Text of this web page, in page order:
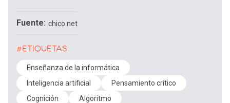
Fuente chico.net
#ETIQUETAS
Enseñanza de la informática
Inteligencia artificial
Pensamiento crítico
Cognición
Algoritmo